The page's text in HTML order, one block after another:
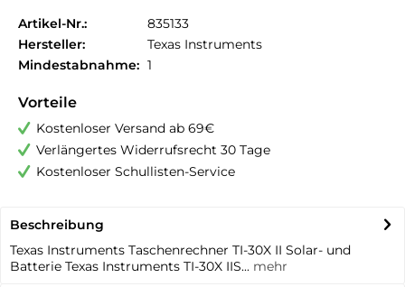
Artikel-Nr.:
835133
Hersteller:
Texas Instruments
Mindestabnahme: 1
Vorteile
Kostenloser Versand ab 69€
Verlängertes Widerrufsrecht 30 Tage
Kostenloser Schullisten-Service
Beschreibung
Texas Instruments Taschenrechner TI-30X II Solar- und
Batterie Texas Instruments TI-30X IIS... mehr